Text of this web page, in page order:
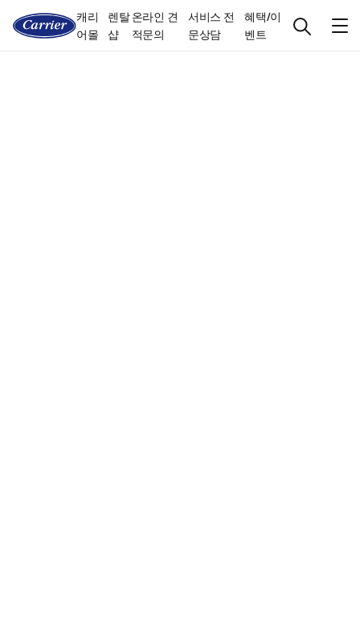
캐리
어몰
렌탈
샵
온라인 견
적문의
서비스 전
문상담
혜택/이
벤트